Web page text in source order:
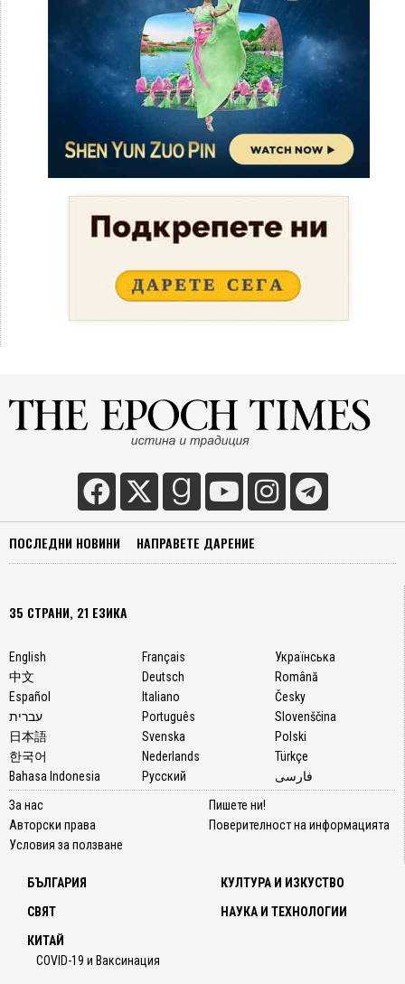
ПОСЛЕДНИ НОВИНИ НАПРАВЕТЕ ДАРЕНИЕ
35 СТРАНИ, 21 ЕЗИКА
English
中文
Español
עברית
日本語
한국어
Bahasa Indonesia
Français
Deutsch
Italiano
Português
Svenska
Nederlands
Русский
Українська
Română
Česky
Slovenščina
Polski
Türkçe
فارسی
За нас
Авторски права
Условия за ползване
Пишете ни!
Поверителност на информацията
БЪЛГАРИЯ
СВЯТ
КИТАЙ
COVID-19 и Ваксинация
КУЛТУРА И ИЗКУСТВО
НАУКА И ТЕХНОЛОГИИ